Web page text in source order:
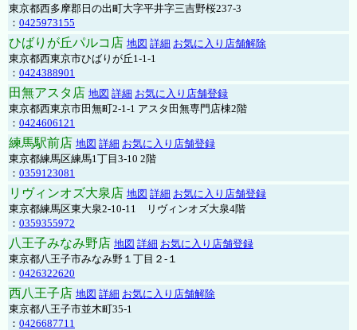
東京都西多摩郡日の出町大字平井字三吉野桜237-3
： 0425973155
ひばりが丘パルコ店 地図 詳細 お気に入り店舗解除
東京都西東京市ひばりが丘1-1-1
： 0424388901
田無アスタ店 地図 詳細 お気に入り店舗登録
東京都西東京市田無町2-1-1 アスタ田無専門店棟2階
： 0424606121
練馬駅前店 地図 詳細 お気に入り店舗登録
東京都練馬区練馬1丁目3-10 2階
： 0359123081
リヴィンオズ大泉店 地図 詳細 お気に入り店舗登録
東京都練馬区東大泉2-10-11 リヴィンオズ大泉4階
： 0359355972
八王子みなみ野店 地図 詳細 お気に入り店舗登録
東京都八王子市みなみ野１丁目２-１
： 0426322620
西八王子店 地図 詳細 お気に入り店舗解除
東京都八王子市並木町35-1
： 0426687711